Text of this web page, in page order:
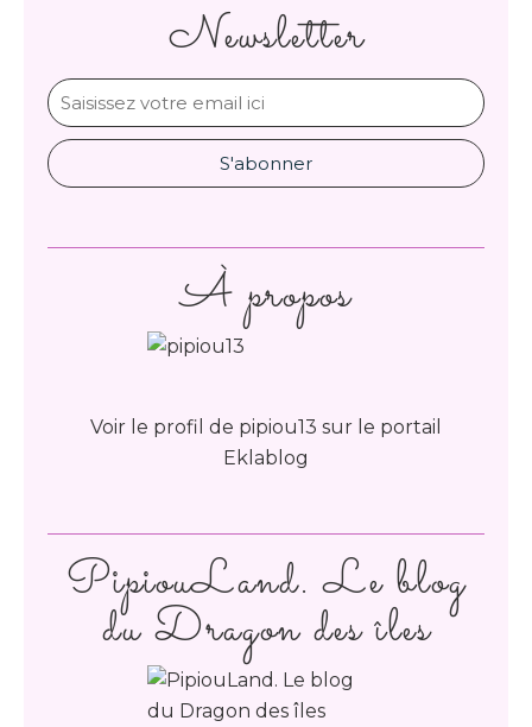
Newsletter
PipiouLand. Le blog
du Dragon des îles
À propos
Voir le profil de pipiou13 sur le portail
Eklablog